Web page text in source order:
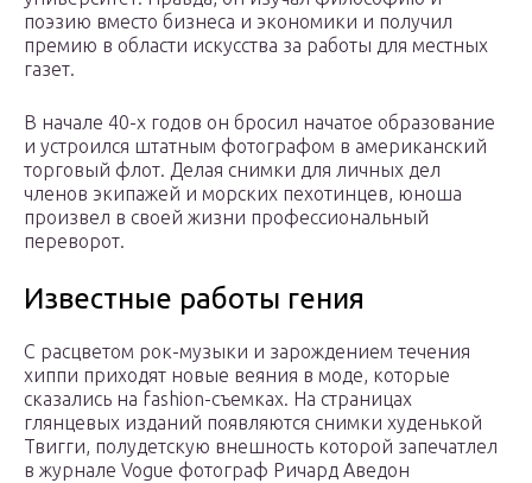
поэзию вместо бизнеса и экономики и получил
премию в области искусства за работы для местных
газет.
В начале 40-х годов он бросил начатое образование
и устроился штатным фотографом в американский
торговый флот. Делая снимки для личных дел
членов экипажей и морских пехотинцев, юноша
произвел в своей жизни профессиональный
переворот.
Известные работы гения
С расцветом рок-музыки и зарождением течения
хиппи приходят новые веяния в моде, которые
сказались на fashion-съемках. На страницах
глянцевых изданий появляются снимки худенькой
Твигги, полудетскую внешность которой запечатлел
в журнале Vogue фотограф Ричард Аведон